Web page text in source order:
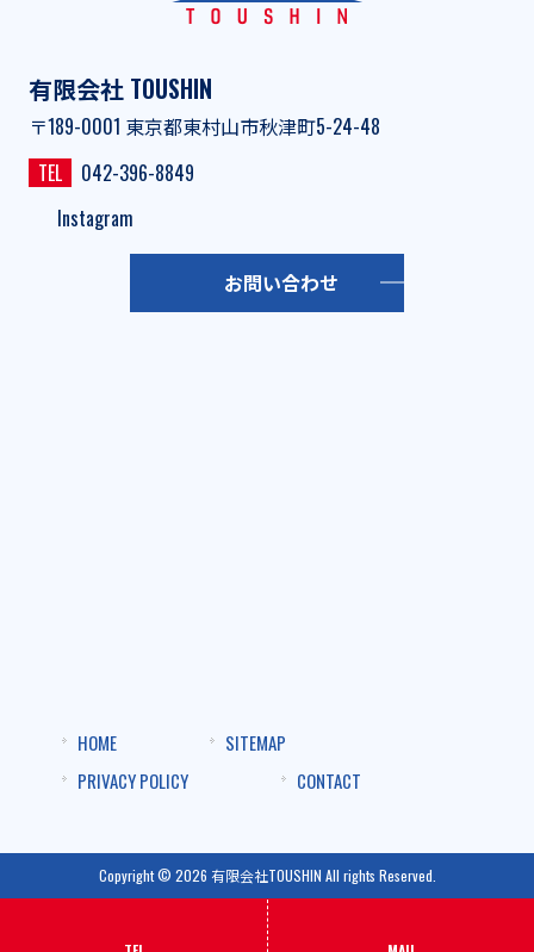
有限会社 TOUSHIN
〒189-0001 東京都東村山市秋津町5-24-48
TEL
042-396-8849
Instagram
お問い合わせ
HOME
SITEMAP
PRIVACY POLICY
CONTACT
Copyright © 2026 有限会社TOUSHIN All rights Reserved.